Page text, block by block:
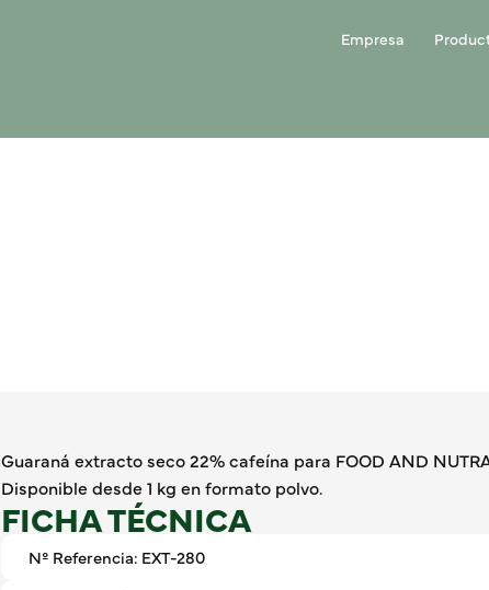
Empresa
Guaraná extracto seco 22% cafeína para FOOD AND
Disponible desde 1 kg en formato polvo.
FICHA TÉCNICA
Nº Referencia: EXT-280